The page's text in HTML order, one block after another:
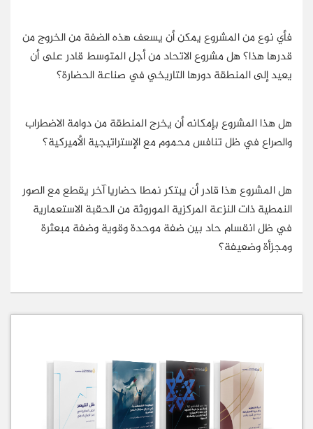
فأي نوع من المشروع يمكن أن يسعف هذه الضفة من الخروج من
قدرها هذا؟ هل مشروع الاتحاد من أجل المتوسط قادر على أن
يعيد إلى المنطقة دورها التاريخي في صناعة الحضارة؟
هل هذا المشروع بإمكانه أن يخرج المنطقة من دوامة الاضطراب
والصراع في ظل تنافس محموم مع الإستراتيجية الأميركية؟
هل المشروع هذا قادر أن يبتكر نمطا حضاريا آخر يقطع مع الصور
النمطية ذات النزعة المركزية الموروثة من الحقبة الاستعمارية
في ظل انقسام حاد بين ضفة موحدة وقوية وضفة مبعثرة
ومجزأة وضعيفة؟